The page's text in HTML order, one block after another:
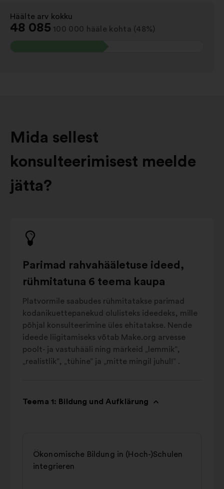
Häälte arv kokku
:
48 085 100 000 hääle kohta (48%)
Mida sellest
konsulteerimisest meelde
jätta?
Parimad rahvahääletuse ideed,
rühmitatuna 6 teema kaupa
Platvormile saabudes rühmitatakse parimad
kodanikuettepanekud olulisteks ideedeks, mille
põhjal konsulteerimine üles ehitatakse. Nende
ideede liigitamiseks võtab Make.org arvesse
poolt- ja vastuhääli ning märkeid „lemmik”,
„realistlik”, „tühine” ja „mitte mingil juhul!” .
Teema 1: Bildung und Aufklärung
Ökonomische Bildung in (Hoch-)Schulen
integrieren